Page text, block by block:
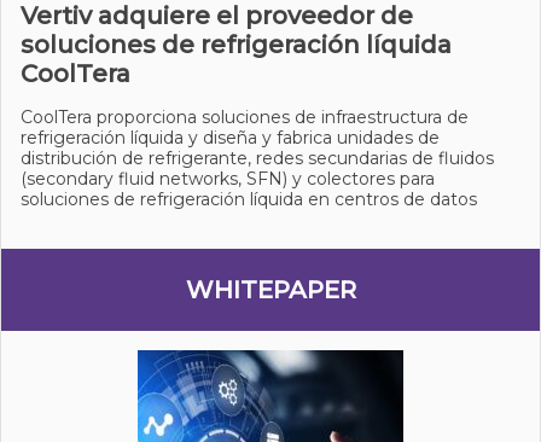
Vertiv adquiere el proveedor de
soluciones de refrigeración líquida
CoolTera
CoolTera proporciona soluciones de infraestructura de
refrigeración líquida y diseña y fabrica unidades de
distribución de refrigerante, redes secundarias de fluidos
(secondary fluid networks, SFN) y colectores para
soluciones de refrigeración líquida en centros de datos
WHITEPAPER